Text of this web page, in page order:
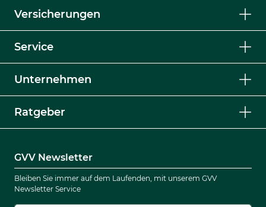
Versicherungen
Service
Unternehmen
Ratgeber
GVV Newsletter
Bleiben Sie immer auf dem Laufenden, mit unserem GVV
Newsletter Service